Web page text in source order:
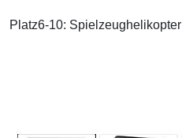
Platz6-10: Spielzeughelikopter